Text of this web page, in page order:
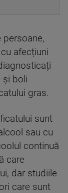
persoane,
afecțiuni
și boli
gras.
sunt
sau cu
continuă
care
dar studiile
care sunt